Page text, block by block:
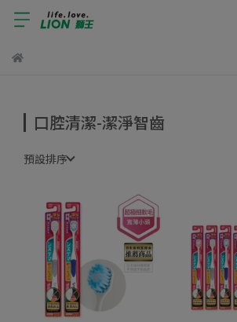
口腔清潔-潔淨智齒
預設排序